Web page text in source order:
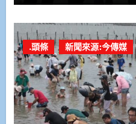
.頭條 新聞來源:今傳媒